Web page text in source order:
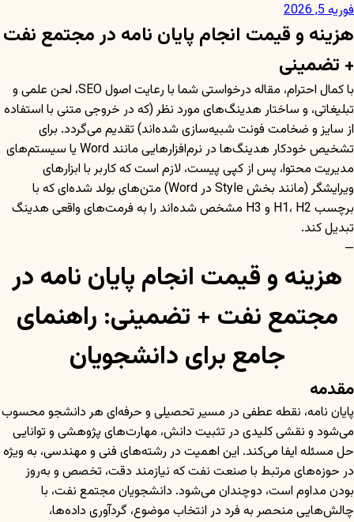
فوریه 5, 2026
هزینه و قیمت انجام پایان نامه در مجتمع نفت
+ تضمینی
با کمال احترام، مقاله درخواستی شما با رعایت اصول SEO، لحن علمی و
تبلیغاتی، و ساختار هدینگ‌های مورد نظر (که در خروجی متنی با استفاده
از سایز و ضخامت فونت شبیه‌سازی شده‌اند) تقدیم می‌گردد. برای
تشخیص خودکار هدینگ‌ها در نرم‌افزارهایی مانند Word یا سیستم‌های
مدیریت محتوا، پس از کپی پیست، لازم است که کاربر با ابزارهای
ویرایشگر (مانند بخش Style در Word) متن‌های بولد شده‌ای که با
برچسب H1، H2 و H3 مشخص شده‌اند را به فرمت‌های واقعی هدینگ
تبدیل کند.
—
هزینه و قیمت انجام پایان نامه در
مجتمع نفت + تضمینی: راهنمای
جامع برای دانشجویان
مقدمه
پایان نامه، نقطه عطفی در مسیر تحصیلی و حرفه‌ای هر دانشجو محسوب
می‌شود و نقشی کلیدی در تثبیت دانش، مهارت‌های پژوهشی و توانایی
حل مسئله ایفا می‌کند. این اهمیت در رشته‌های فنی و مهندسی، به ویژه
در حوزه‌های مرتبط با صنعت نفت که نیازمند دقت، تخصص و به‌روز
بودن مداوم است، دوچندان می‌شود. دانشجویان مجتمع نفت، با
چالش‌هایی منحصر به فرد در انتخاب موضوع، گردآوری داده‌ها،